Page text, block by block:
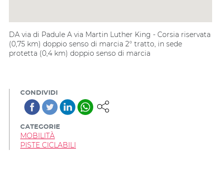
DA via di Padule A via Martin Luther King - Corsia riservata
(0,75 km) doppio senso di marcia 2° tratto, in sede
protetta (0,4 km) doppio senso di marcia
CONDIVIDI
CATEGORIE
MOBILITÀ
PISTE CICLABILI